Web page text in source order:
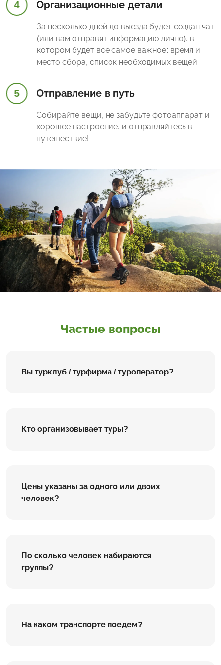
4 Организационные детали
За несколько дней до выезда будет создан чат
(или вам отправят информацию лично), в
котором будет все самое важное: время и
место сбора, список необходимых вещей
5 Отправление в путь
Собирайте вещи, не забудьте фотоаппарат и
хорошее настроение, и отправляйтесь в
путешествие!
Частые вопросы
Вы турклуб / турфирма / туроператор?
Кто организовывает туры?
Цены указаны за одного или двоих
человек?
По сколько человек набираются
группы?
На каком транспорте поедем?